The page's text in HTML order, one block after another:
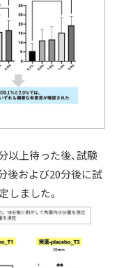
以上待った後、試験
後および20分後に試
しました。